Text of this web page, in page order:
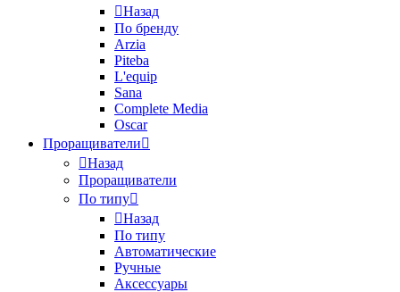
Назад
По бренду
Arzia
Piteba
L'equip
Sana
Complete Media
Oscar
Проращиватели
Назад
Проращиватели
По типу
Назад
По типу
Автоматические
Ручные
Аксессуары